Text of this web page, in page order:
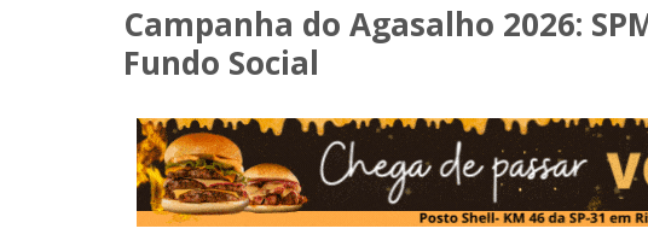
Campanha do Agasalho 2026:
Fundo Social